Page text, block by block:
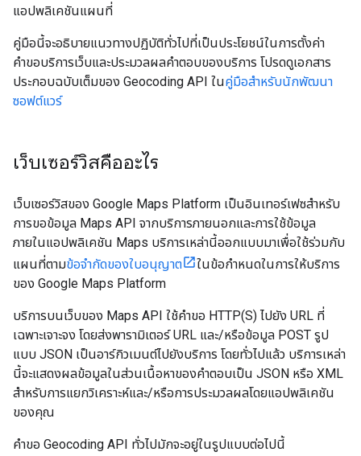
แอปพลิเคชันแผนที่
คู่มือนี้จะอธิบายแนวทางปฏิบัติทั่วไปที่เป็นประโยชน์ในการตั้งค่า
คำขอบริการเว็บและประมวลผลคำตอบของบริการ โปรดดูเอกสาร
ประกอบฉบับเต็มของ Geocoding API ในคู่มือสําหรับนักพัฒนา
ซอฟต์แวร์
เว็บเซอร์วิสคืออะไร
เว็บเซอร์วิสของ Google Maps Platform เป็นอินเทอร์เฟซสำหรับ
การขอข้อมูล Maps API จากบริการภายนอกและการใช้ข้อมูล
ภายในแอปพลิเคชัน Maps บริการเหล่านี้ออกแบบมาเพื่อใช้ร่วมกับ
แผนที่ตามข้อจำกัดของใบอนุญาต
ในข้อกำหนดในการให้บริการ
ของ Google Maps Platform
บริการบนเว็บของ Maps API ใช้คำขอ HTTP(S) ไปยัง URL ที่
เฉพาะเจาะจง โดยส่งพารามิเตอร์ URL และ/หรือข้อมูล POST รูป
แบบ JSON เป็นอาร์กิวเมนต์ไปยังบริการ โดยทั่วไปแล้ว บริการเหล่า
นี้จะแสดงผลข้อมูลในส่วนเนื้อหาของคำตอบเป็น JSON หรือ XML
สำหรับการแยกวิเคราะห์และ/หรือการประมวลผลโดยแอปพลิเคชัน
ของคุณ
คําขอ Geocoding API ทั่วไปมักจะอยู่ในรูปแบบต่อไปนี้